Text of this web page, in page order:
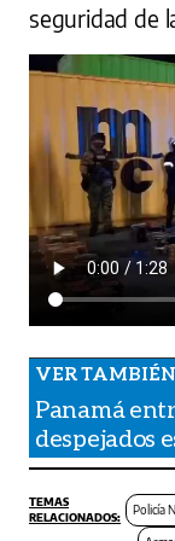
seguridad de
Panamá
despejados
Policía